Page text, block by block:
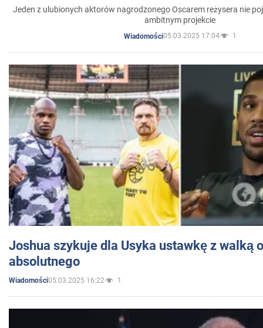
Jeden z ulubionych aktorów nagrodzonego Oscarem reżysera nie
ambitnym projekcie
Wiadomości05.03.2025 17:04 1
Joshua szykuje dla Usyka ustawkę z walką
absolutnego
Wiadomości05.03.2025 16:22 1